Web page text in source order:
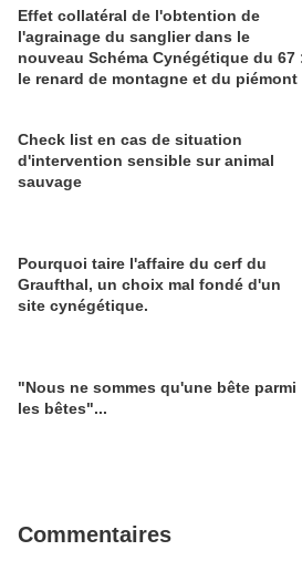
Effet collatéral de l'obtention de
l'agrainage du sanglier dans le
nouveau Schéma Cynégétique du 67
le renard de montagne et du piémont
Check list en cas de situation
d'intervention sensible sur animal
sauvage
Pourquoi taire l'affaire du cerf du
Graufthal, un choix mal fondé d'un
site cynégétique.
"Nous ne sommes qu'une bête parmi
les bêtes"...
Commentaires